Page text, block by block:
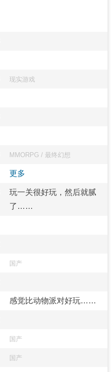
现实游戏
MMORPG / 最终幻想
更多
玩一关很好玩，然后就腻
了……
国产
感觉比动物派对好玩……
国产
国产